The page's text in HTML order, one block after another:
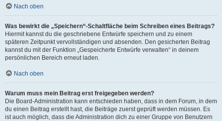
Nach oben
Was bewirkt die „Speichern“-Schaltfläche beim Schreiben eines Beitrags?
Hiermit kannst du die geschriebene Entwürfe speichern und zu einem
späteren Zeitpunkt vervollständigen und absenden. Den gesicherten Beitrag
kannst du mit der Funktion „Gespeicherte Entwürfe verwalten“ in deinem
persönlichen Bereich erneut laden.
Nach oben
Warum muss mein Beitrag erst freigegeben werden?
Die Board-Administration kann entschieden haben, dass in dem Forum, in dem
du einen Beitrag erstellt hast, die Beiträge zuerst geprüft werden müssen. Es
ist auch möglich, dass die Administration dich zu einer Gruppe von Benutzern